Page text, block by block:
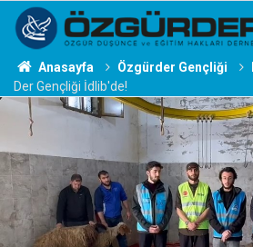
Anasayfa Özgürder Gençliği
Der Gençliği İdlib'de!